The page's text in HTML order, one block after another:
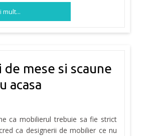
mult...
de mese si scaune
acasa
ca mobilierul trebuie sa fie strict
ca designerii de mobilier ce nu